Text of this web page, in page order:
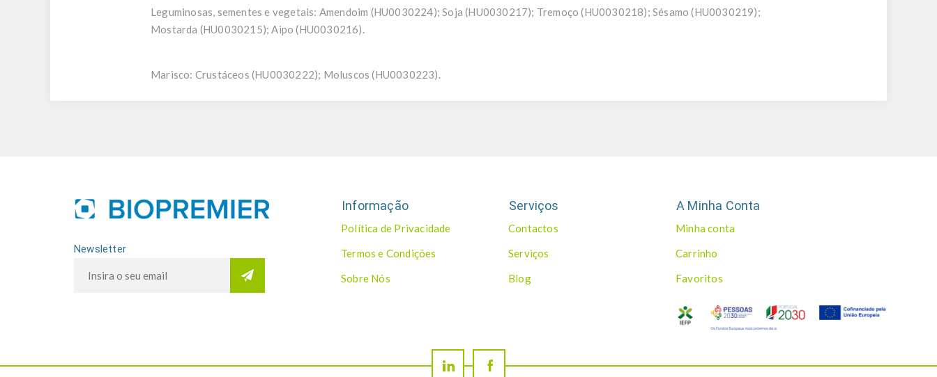
Leguminosas, sementes e vegetais: Amendoim (HU0030224); Soja (HU0030217); Tremoço (HU0030218); Sésamo (HU0030219);
Mostarda (HU0030215); Aipo (HU0030216).
Marisco: Crustáceos (HU0030222); Moluscos (HU0030223).
Newsletter
Informação
Política de Privacidade
Termos e Condições
Sobre Nós
Serviços
Contactos
Serviços
Blog
A Minha Conta
Minha conta
Carrinho
Favoritos